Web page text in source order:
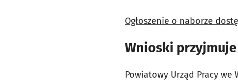
Ogłoszenie o naborze
Wnioski przyjmuje
Powiatowy Urząd Pracy